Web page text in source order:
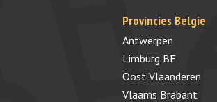
Provincies Belgie
Antwerpen
Limburg BE
Oost Vlaanderen
Vlaams Brabant